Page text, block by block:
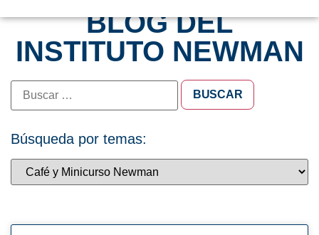
BLOG DEL
INSTITUTO NEWMAN
Búsqueda por temas: